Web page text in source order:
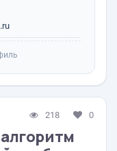
218 0